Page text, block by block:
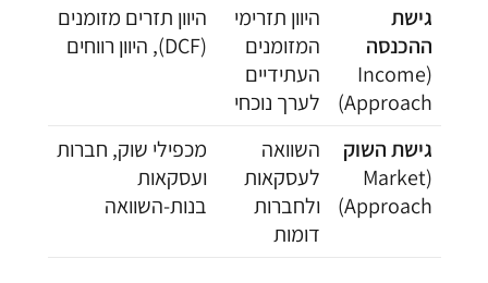
גישת
ההכנסה
(Income
Approach)
היוון תזרימי
המזומנים
העתידיים
לערך נוכחי
היוון תזרים מזומנים
(DCF), היוון רווחים
גישת השוק
(Market
Approach)
השוואה
לעסקאות
ולחברות
דומות
מכפילי שוק, חברות
ועסקאות
בנות-השוואה